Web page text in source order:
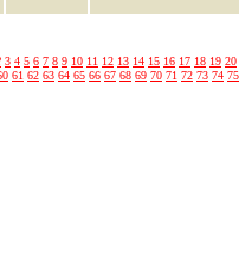
3 4 5 6 7 8 9 10 11 12 13 14 15 16 17 18 19 20
61 62 63 64 65 66 67 68 69 70 71 72 73 74 75